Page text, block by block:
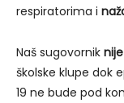
respiratorima i
Naš sugovornik
školske klupe dok
19 ne bude pod